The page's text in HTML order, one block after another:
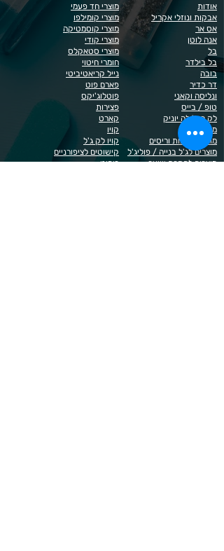
מוצרי חד פעמי
מוצרי קומילפו
מוצרי קוסמטיקה
מוצרי קודי
מוצרי סטאקלס
חומרי חיטוי
נייל קריאטיביטי
פארם פוט
פוטלוג'יקס
פצירות
קארט
קויו
קויו לק ג'ל
קישוטים לציפורניים
ריהוט
אודות
אבקות ונוזלי אקריל
אס אר
אנה לוטן
בל
בל בילדר
בובה
דר כדיר
ונליסה וקאני
טופ / בייס
לק רגיל לה יוניק
מבצעים
מוצרים לגבות וריסים
מוצרים לג'ל בנייה / פוליג'ל
מוצרים להסרת שיער